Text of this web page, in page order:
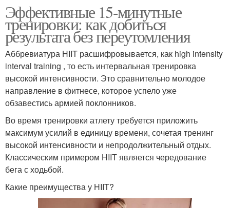
Эффективные 15-минутные
тренировки: как добиться
результата без переутомления
Аббревиатура HIIT расшифровывается, как high intensity
interval training , то есть интервальная тренировка ​
высокой интенсивности. Это сравнительно молодое
направление в фитнесе, которое успело уже
обзавестись армией поклонников.
Во время тренировки атлету требуется приложить
максимум усилий в единицу времени, сочетая тренинг
высокой интенсивности и непродолжительный отдых.
Классическим примером HIIT является чередование
бега с ходьбой.
Какие преимущества у HIIT?